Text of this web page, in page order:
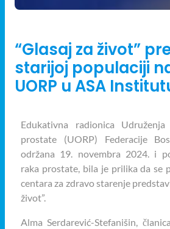
“Glasaj za život”
starijoj populaciji
UORP u ASA
Edukativna radionica
prostate (UORP) Federacije
održana 19. novembra 2024. i
raka prostate, bila je prilika da se
centara za zdravo starenje
život”.
Alma Serdarević-Stefanišin,